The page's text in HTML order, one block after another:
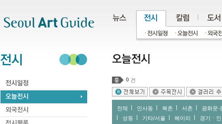
0 건
전체 인사동 북촌 서촌
광화문∙
성동
기타/서울 헤이리 경기ㆍ